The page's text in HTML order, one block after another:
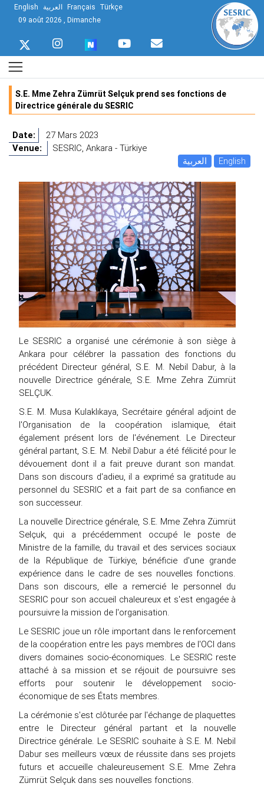
English العربية Français Türkçe
09 août 2026 , Dimanche
S.E. Mme Zehra Zümrüt Selçuk prend ses fonctions de
Directrice générale du SESRIC
Date:
27 Mars 2023
Venue:
SESRIC, Ankara - Türkiye
العربية
English
Le SESRIC a organisé une cérémonie à son siège à
Ankara pour célébrer la passation des fonctions du
précédent Directeur général, S.E. M. Nebil Dabur, à la
nouvelle Directrice générale, S.E. Mme Zehra Zümrüt
SELÇUK.
S.E. M. Musa Kulaklıkaya, Secrétaire général adjoint de
l'Organisation de la coopération islamique, était
également présent lors de l'événement. Le Directeur
général partant, S.E. M. Nebil Dabur a été félicité pour le
dévouement dont il a fait preuve durant son mandat.
Dans son discours d'adieu, il a exprimé sa gratitude au
personnel du SESRIC et a fait part de sa confiance en
son successeur.
La nouvelle Directrice générale, S.E. Mme Zehra Zümrüt
Selçuk, qui a précédemment occupé le poste de
Ministre de la famille, du travail et des services sociaux
de la République de Türkiye, bénéficie d'une grande
expérience dans le cadre de ses nouvelles fonctions.
Dans son discours, elle a remercié le personnel du
SESRIC pour son accueil chaleureux et s'est engagée à
poursuivre la mission de l'organisation.
Le SESRIC joue un rôle important dans le renforcement
de la coopération entre les pays membres de l'OCI dans
divers domaines socio-économiques. Le SESRIC reste
attaché à sa mission et se réjouit de poursuivre ses
efforts pour soutenir le développement socio-
économique de ses États membres.
La cérémonie s'est clôturée par l'échange de plaquettes
entre le Directeur général partant et la nouvelle
Directrice générale. Le SESRIC souhaite à S.E. M. Nebil
Dabur ses meilleurs vœux de réussite dans ses projets
futurs et accueille chaleureusement S.E. Mme Zehra
Zümrüt Selçuk dans ses nouvelles fonctions.